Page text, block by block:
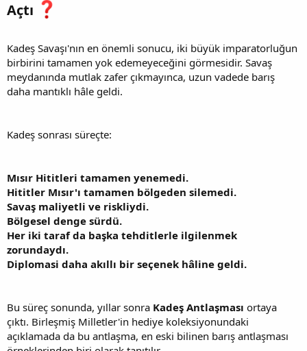
Açtı
Kadeş Savaşı'nın en önemli sonucu, iki büyük imparatorluğun
birbirini tamamen yok edemeyeceğini görmesidir. Savaş
meydanında mutlak zafer çıkmayınca, uzun vadede barış
daha mantıklı hâle geldi.
Kadeş sonrası süreçte:
Mısır Hititleri tamamen yenemedi.
Hititler Mısır'ı tamamen bölgeden silemedi.
Savaş maliyetli ve riskliydi.
Bölgesel denge sürdü.
Her iki taraf da başka tehditlerle ilgilenmek
zorundaydı.
Diplomasi daha akıllı bir seçenek hâline geldi.
Bu süreç sonunda, yıllar sonra Kadeş Antlaşması ortaya
çıktı. Birleşmiş Milletler'in hediye koleksiyonundaki
açıklamada da bu antlaşma, en eski bilinen barış antlaşması